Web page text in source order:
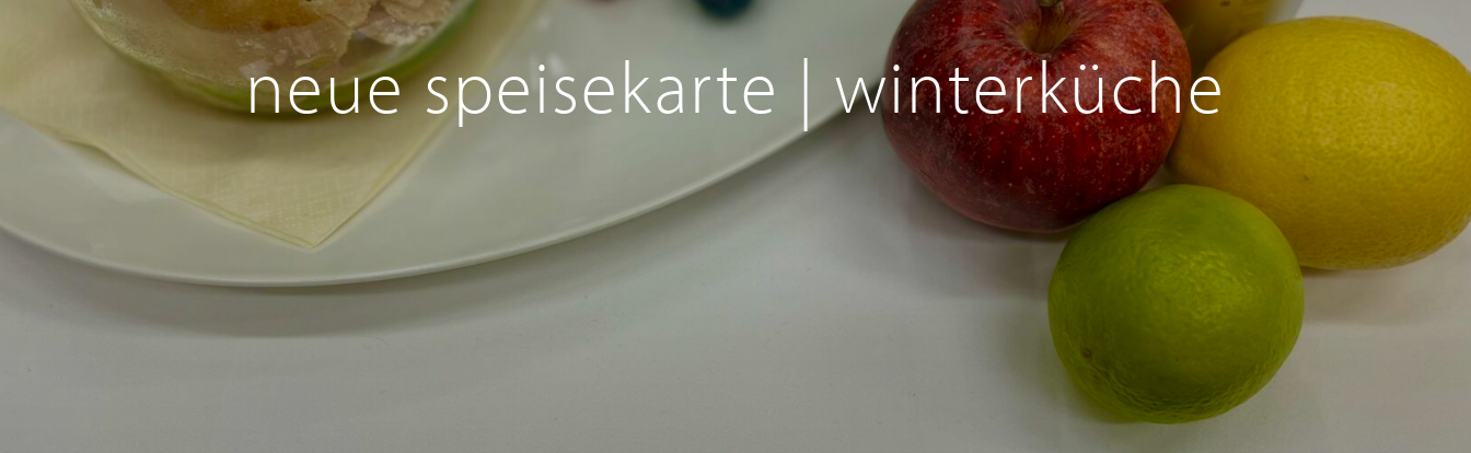
neue speisekarte | winterküche